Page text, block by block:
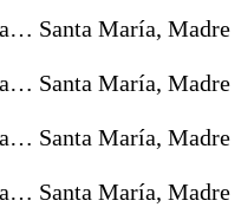
Santa María, Madre
Santa María, Madre
Santa María, Madre
Santa María, Madre